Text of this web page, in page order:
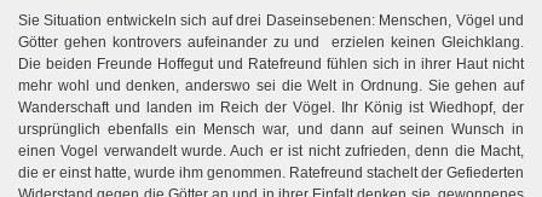
Sie Situation entwickeln sich auf drei Daseinsebenen: Menschen, Vögel und
Götter gehen kontrovers aufeinander zu und erzielen keinen Gleichklang.
Die beiden Freunde Hoffegut und Ratefreund fühlen sich in ihrer Haut nicht
mehr wohl und denken, anderswo sei die Welt in Ordnung. Sie gehen auf
Wanderschaft und landen im Reich der Vögel. Ihr König ist Wiedhopf, der
ursprünglich ebenfalls ein Mensch war, und dann auf seinen Wunsch in
einen Vogel verwandelt wurde. Auch er ist nicht zufrieden, denn die Macht,
die er einst hatte, wurde ihm genommen. Ratefreund stachelt der Gefiederten